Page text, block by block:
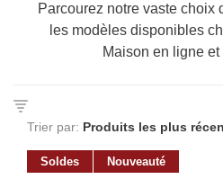
Parcourez notre vaste choix
les modèles disponibles
Maison en ligne
Trier par:
Soldes Nouveauté